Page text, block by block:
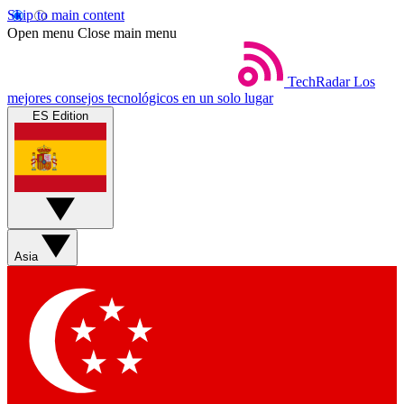
Skip to main content
Open menu Close main menu
TechRadar Los
mejores consejos tecnológicos en un solo lugar
ES Edition
Asia